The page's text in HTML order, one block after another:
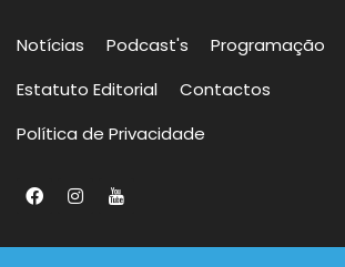
Notícias Podcast's Programação
Estatuto Editorial
Contactos
Política de Privacidade